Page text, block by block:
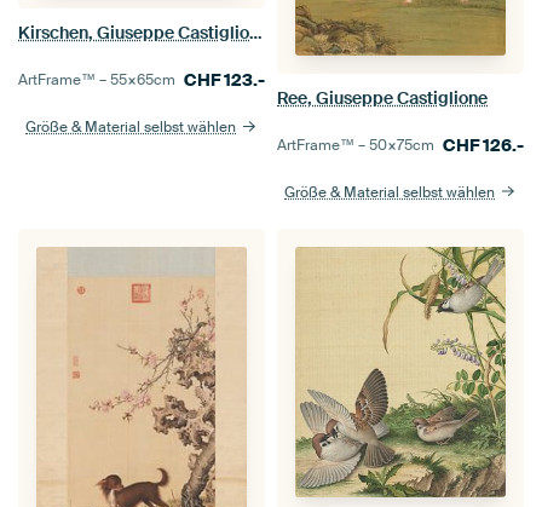
Kirschen, Giuseppe Castiglione
ArtFrame™ –55×65cm CHF123.-
Größe & Material selbst wählen
Ree, Giuseppe Castiglione
ArtFrame™ –50×75cm CHF126.-
Größe & Material selbst wählen